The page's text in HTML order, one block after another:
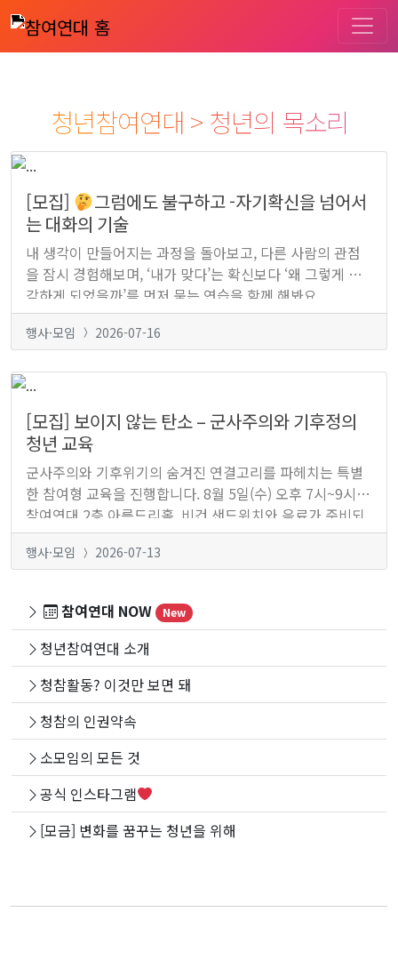
청년참여연대 > 청년의 목소리
[모집]
그럼에도 불구하고 -자기확신을 넘어서
는 대화의 기술
내 생각이 만들어지는 과정을 돌아보고, 다른 사람의 관점
을 잠시 경험해보며, ‘내가 맞다’는 확신보다 ‘왜 그렇게 생
각하게 되었을까’를 먼저 묻는 연습을 함께 해봐요.
8/19(수), 8/26(수) 오후 7:30~9:30, 참여연대 2층 아름드
리홀
행사·모임 2026-07-16
[모집] 보이지 않는 탄소 – 군사주의와 기후정의
청년 교육
군사주의와 기후위기의 숨겨진 연결고리를 파헤치는 특별
한 참여형 교육을 진행합니다. 8월 5일(수) 오후 7시~9시.
참여연대 2층 아름드리홀. 비건 샌드위치와 음료가 준비되
어 있습니다. 참가비 완전 무료! 프로그램 이후 간단한 참여
자 인터뷰가 진행됩니다.
행사·모임 2026-07-13
참여연대 NOW New
청년참여연대 소개
청참활동? 이것만 보면 돼
청참의 인권약속
소모임의 모든 것
공식 인스타그램
[모금] 변화를 꿈꾸는 청년을 위해